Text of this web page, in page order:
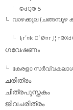
©dQ® 5
വാഴക്കുല (ചങ്ങമ്പുഴ
l¡r´¤k O¹Ø¤r
ഗവേഷണം
കേരളാ
ചരിത്രം
ചിത്രപുസ്തകം
ജീവചരിത്രം